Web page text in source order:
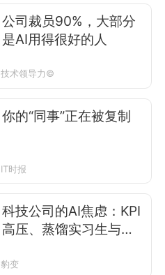
公司裁员90%，大部分
是AI用得很好的人
技术领导力©
你的“同事”正在被复制
IT时报
科技公司的AI焦虑：KPI
高压、蒸馏实习生与反
豹变